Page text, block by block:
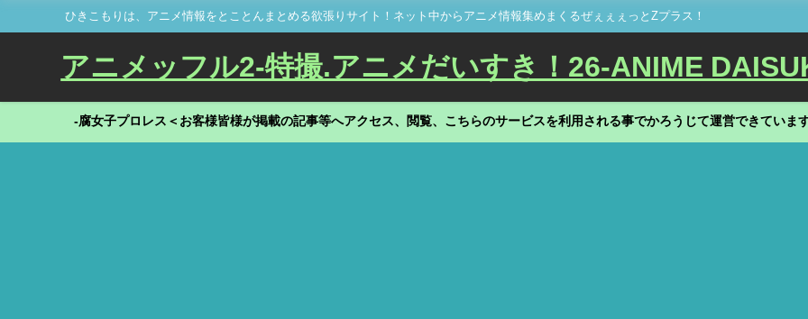
ひきこもりは、アニメ情報をとことんまとめる欲張りサイト！ネット中からアニメ情報集めまくるぜぇぇぇっとZプラス！
アニメッフル2-特撮.アニメだいすき！26-ANIME
-腐女子プロレス＜お客様皆様が掲載の記事等へアクセス、閲覧、こちらのサービスを利用される事でかろうじて運営できていま